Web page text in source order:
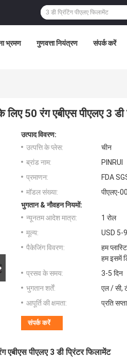
भ्रमण गुणवत्ता नियंत्रण संपर्क करें
50 रंग एबीएस पीएलए 3 डी
उत्पाद विवरण:
उत्पत्ति के प्लेस:
चीन
ब्रांड नाम:
PINRUI
प्रमाणन:
FDA
मॉडल संख्या:
पीएलए-
भुगतान & नौवहन नियमों:
न्यूनतम आदेश मात्रा:
1 रोल
मूल्य:
USD 5-
पैकेजिंग विवरण:
हम
हम इसमें
प्रसव के समय:
3-5 दिन
भुगतान शर्तें:
एल / सी,
आपूर्ति की क्षमता:
प्रति
संपर्क करें
एबीएस पीएलए 3 डी प्रिंटर फिलामेंट